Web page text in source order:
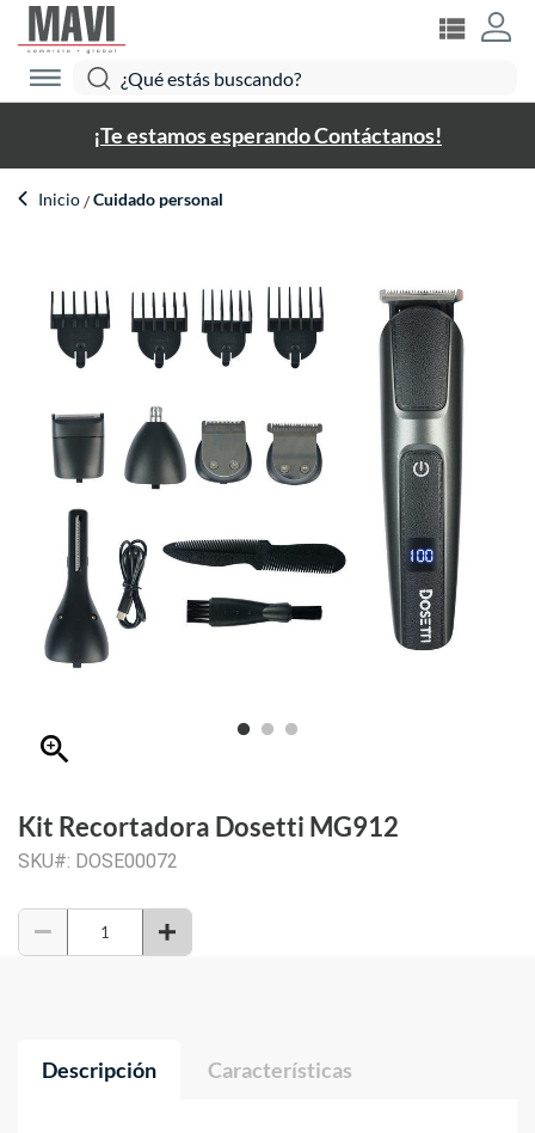
¡Te estamos esperando Contáctanos!
Inicio Cuidado personal
zoom_in
Kit Recortadora Dosetti MG912
SKU#: DOSE00072
Descripción Características